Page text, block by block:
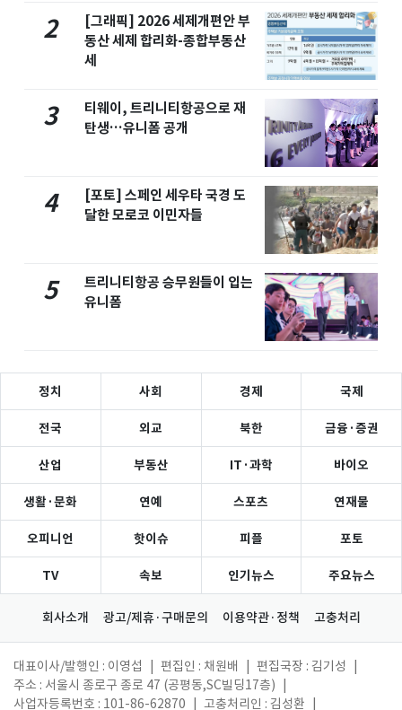
2
[그래픽] 2026 세제개편안 부
동산 세제 합리화-종합부동산
세
3
티웨이, 트리니티항공으로 재
탄생…유니폼 공개
4
[포토] 스페인 세우타 국경 도
달한 모로코 이민자들
5
트리니티항공 승무원들이 입는
유니폼
정치 사회 경제 국제
전국 외교 북한 금융·증권
산업 부동산 IT·과학 바이오
생활·문화 연예 스포츠 연재물
오피니언 핫이슈 피플 포토
TV 속보 인기뉴스 주요뉴스
회사소개 광고/제휴·구매문의 이용약관·정책 고충처리
대표이사/발행인 : 이영섭 편집인 : 채원배 편집국장 : 김기성
주소 : 서울시 종로구 종로 47 (공평동,SC빌딩17층)
사업자등록번호 : 101-86-62870
고충처리인 : 김성환